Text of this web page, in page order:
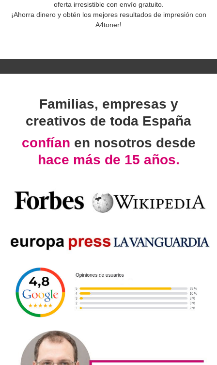
oferta irresistible con envío gratuito.
¡Ahorra dinero y obtén los mejores resultados de impresión con
A4toner!
Familias, empresas y
creativos de toda España
confían en nosotros desde
hace más de 15 años.